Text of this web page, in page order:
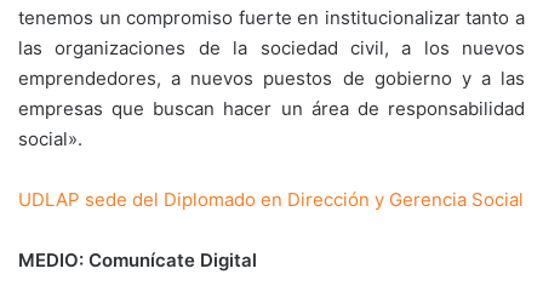
tenemos un compromiso fuerte en institucionalizar tanto a
las organizaciones de la sociedad civil, a los nuevos
emprendedores, a nuevos puestos de gobierno y a las
empresas que buscan hacer un área de responsabilidad
social».
UDLAP sede del Diplomado en Dirección y Gerencia Social
MEDIO: Comunícate Digital